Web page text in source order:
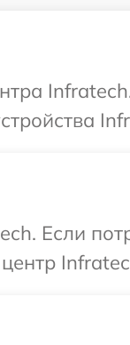
Если